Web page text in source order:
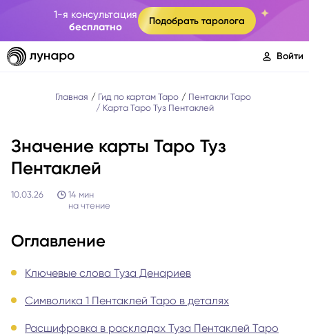
1-я консультация
бесплатно
Подобрать таролога
Войти
Главная Гид по картам Таро
Пентакли Таро
Карта Таро Туз Пентаклей
Значение карты Таро Туз
Пентаклей
10.03.26 14 мин
на чтение
Оглавление
Ключевые слова Туза Денариев
Символика 1 Пентаклей Таро в деталях
Расшифровка в раскладах Туза Пентаклей Таро